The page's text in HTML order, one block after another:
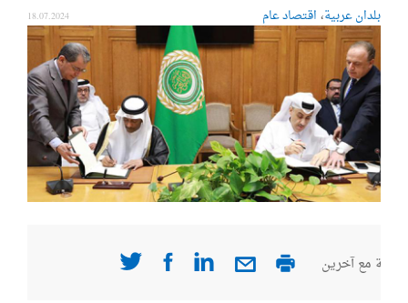
بلدان عربية، اقتصاد عام 18.07.2024
مع آخرين